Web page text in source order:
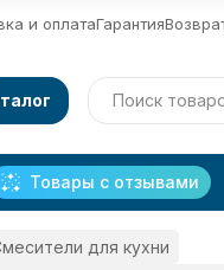
и оплатаГарантия
Товары с отзывами
для кухни